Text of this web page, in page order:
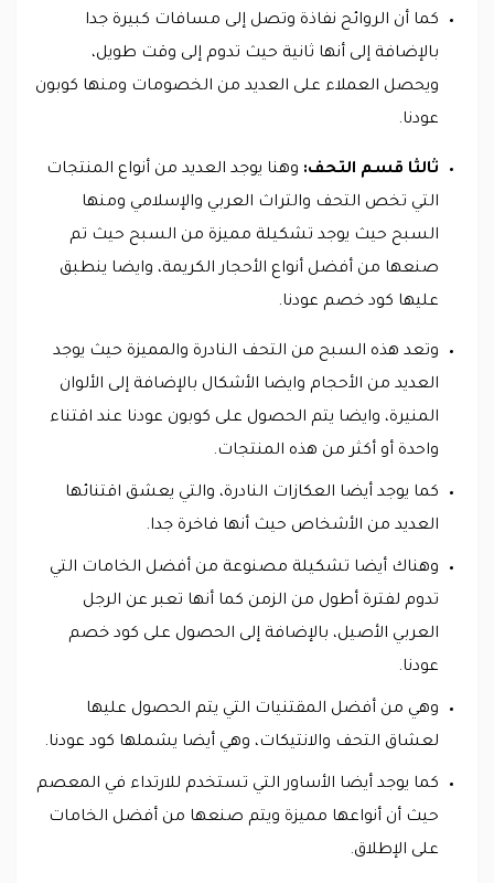
كما أن الروائح نفاذة وتصل إلى مسافات كبيرة جدا
بالإضافة إلى أنها ثانية حيث تدوم إلى وقت طويل،
ويحصل العملاء على العديد من الخصومات ومنها كوبون
عودنا.
ثالثا قسم التحف: وهنا يوجد العديد من أنواع المنتجات
التي تخص التحف والتراث العربي والإسلامي ومنها
السبح حيث يوجد تشكيلة مميزة من السبح حيث تم
صنعها من أفضل أنواع الأحجار الكريمة، وايضا ينطبق
عليها كود خصم عودنا.
وتعد هذه السبح من التحف النادرة والمميزة حيث يوجد
العديد من الأحجام وايضا الأشكال بالإضافة إلى الألوان
المنيرة، وايضا يتم الحصول على كوبون عودنا عند اقتناء
واحدة أو أكثر من هذه المنتجات.
كما يوجد أيضا العكازات النادرة، والتي يعشق اقتنائها
العديد من الأشخاص حيث أنها فاخرة جدا.
وهناك أيضا تشكيلة مصنوعة من أفضل الخامات التي
تدوم لفترة أطول من الزمن كما أنها تعبر عن الرجل
العربي الأصيل، بالإضافة إلى الحصول على كود خصم
عودنا.
وهي من أفضل المقتنيات التي يتم الحصول عليها
لعشاق التحف والانتيكات، وهي أيضا يشملها كود عودنا.
كما يوجد أيضا الأساور التي تستخدم للارتداء في المعصم
حيث أن أنواعها مميزة ويتم صنعها من أفضل الخامات
على الإطلاق.